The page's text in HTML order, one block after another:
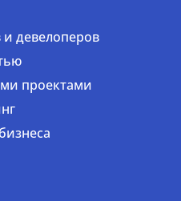
девелоперов
проектами